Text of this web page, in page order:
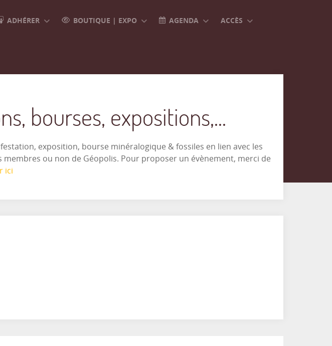
ADHÉRER BOUTIQUE | EXPO AGENDA ACCÈS
bourses, expositions,...
exposition, bourse minéralogique & fossiles en lien avec les
ou non de Géopolis. Pour proposer un évènement, merci de
ici